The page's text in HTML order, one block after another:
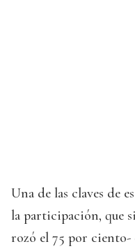
Una de las claves de
la participación, que
rozó el 75 por ciento-